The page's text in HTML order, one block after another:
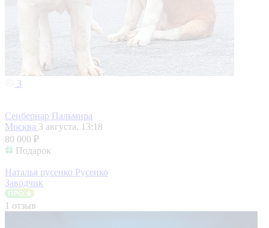
3
Сенбернар Пальмира
Москва 3 августа, 13:18
80 000 ₽
Подарок
Наталья русенко Русенко
Заводчик
1 отзыв